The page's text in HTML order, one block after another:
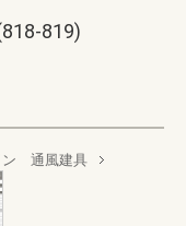
819)
ン 通風建具